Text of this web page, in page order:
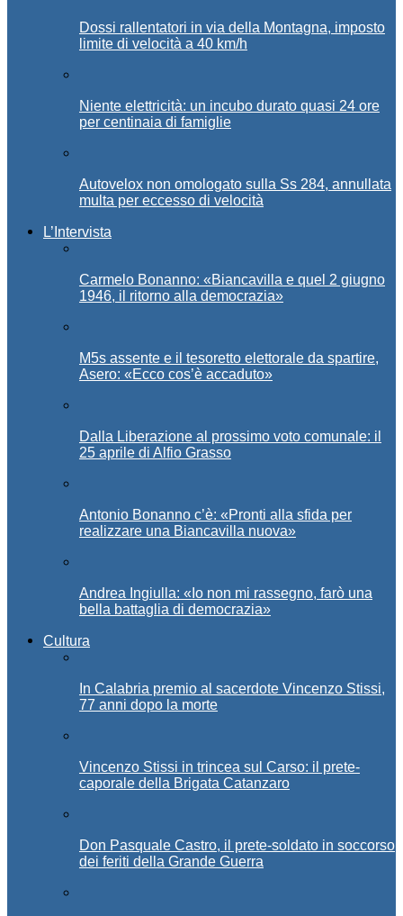
Dossi rallentatori in via della Montagna, imposto
limite di velocità a 40 km/h
Niente elettricità: un incubo durato quasi 24 ore
per centinaia di famiglie
Autovelox non omologato sulla Ss 284, annullata
multa per eccesso di velocità
L’Intervista
Carmelo Bonanno: «Biancavilla e quel 2 giugno
1946, il ritorno alla democrazia»
M5s assente e il tesoretto elettorale da spartire,
Asero: «Ecco cos’è accaduto»
Dalla Liberazione al prossimo voto comunale: il
25 aprile di Alfio Grasso
Antonio Bonanno c’è: «Pronti alla sfida per
realizzare una Biancavilla nuova»
Andrea Ingiulla: «Io non mi rassegno, farò una
bella battaglia di democrazia»
Cultura
In Calabria premio al sacerdote Vincenzo Stissi,
77 anni dopo la morte
Vincenzo Stissi in trincea sul Carso: il prete-
caporale della Brigata Catanzaro
Don Pasquale Castro, il prete-soldato in soccorso
dei feriti della Grande Guerra